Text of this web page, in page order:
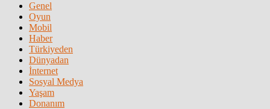
Genel
Oyun
Mobil
Haber
Türkiyeden
Dünyadan
İnternet
Sosyal Medya
Yaşam
Donanım